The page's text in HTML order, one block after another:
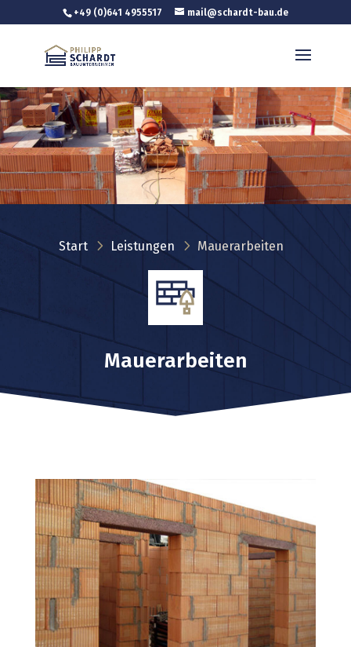
+49 (0)641 4955517 mail@schardt-bau.de
Start 5 Leistungen 5 Mauerarbeiten
Mauerarbeiten